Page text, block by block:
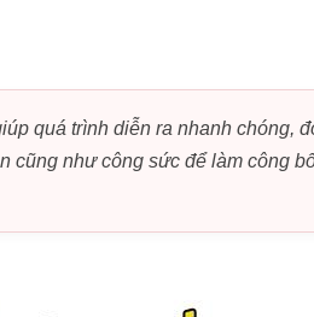
quá trình diễn ra nhanh chóng,
cũng như công sức để làm công